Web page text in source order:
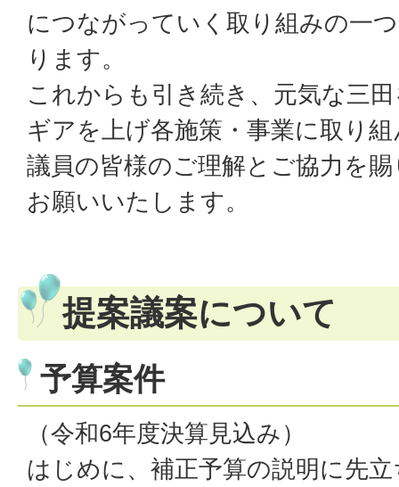
につながっていく取り組みの一
ります。
これからも引き続き、元気な三
ギアを上げ各施策・事業に取り
議員の皆様のご理解とご協力を
お願いいたします。
提案議案について
予算案件
（令和6年度決算見込み）
はじめに、補正予算の説明に先